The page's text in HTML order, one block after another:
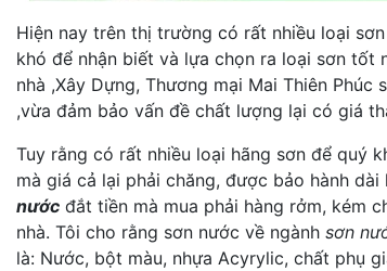
Hiện nay trên thị trường có rất nhiều loại
khó để nhận biết và lựa chọn ra loại sơn tốt
nhà ,Xây Dựng, Thương mại Mai Thiên
,vừa đảm bảo vấn đề chất lượng lại có giá
Tuy rằng có rất nhiều loại hãng sơn để quý
mà giá cả lại phải chăng, được bảo hành
nước đắt tiền mà mua phải hàng rởm, kém
nhà. Tôi cho rằng sơn nước về ngành sơn
là: Nước, bột màu, nhựa Acyrylic, chất phụ